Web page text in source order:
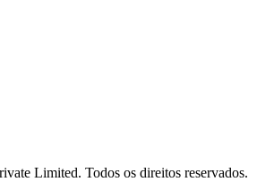
Limited. Todos os direitos reservados.